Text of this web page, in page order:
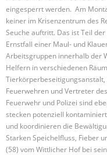
eingesperrt werden. Am
keiner im Krisenzentrum des
Seuche auftritt. Das ist Teil
Ernstfall einer Maul- und
Arbeitsgruppen innerhalb der
Helfern in verschiedenen
Feuerwehren und Vertreter
Feuerwehr und Polizei sind
stecken potenziell
und koordinieren die
Starken Speichelfluss, Fieber
(58) vom Wittlicher Hof bei